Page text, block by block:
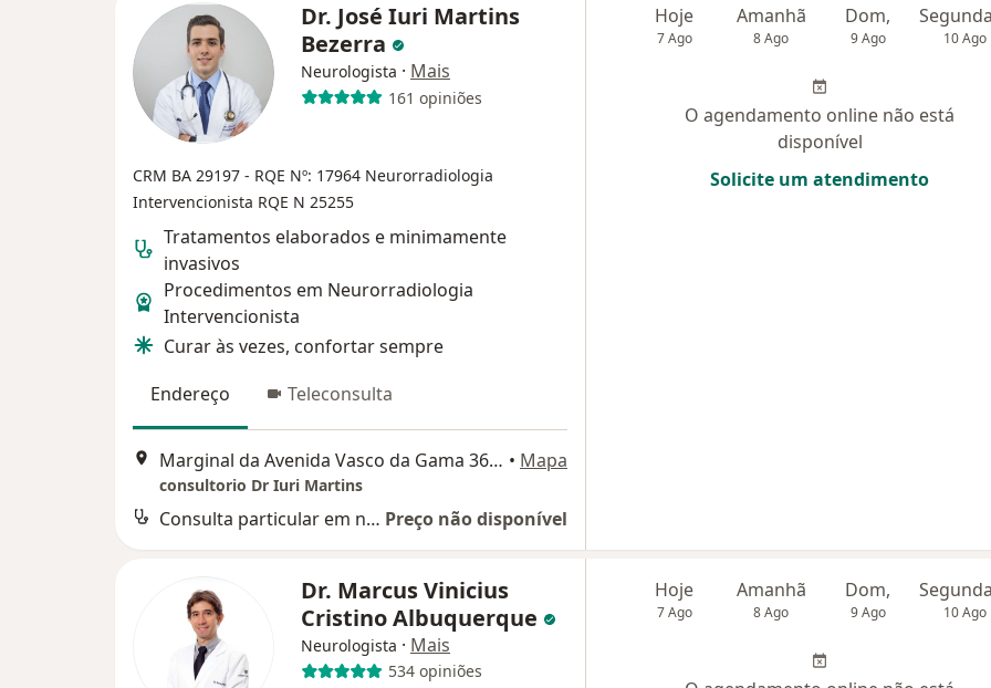
Dr. José Iuri Martins
Bezerra
Neurologista · Mais
161 opiniões
CRM BA 29197 - RQE Nº: 17964 Neurorradiologia
Intervencionista RQE N 25255
Tratamentos elaborados e minimamente
invasivos
Procedimentos em Neurorradiologia
Intervencionista
Curar às vezes, confortar sempre
Endereço
Teleconsulta
Marginal da Avenida Vasco da Gama 3691, Salvador • Mapa
consultorio Dr Iuri Martins
Consulta particular em neurologia Preço não disponível
Hoje
7 Ago
Amanhã
8 Ago
Dom,
9 Ago 10 Ago
O agendamento online não está
disponível
Solicite um atendimento
Dr. Marcus Vinicius
Cristino Albuquerque
Neurologista · Mais
534 opiniões
Hoje
7 Ago
Amanhã
8 Ago
Dom,
9 Ago 10 Ago